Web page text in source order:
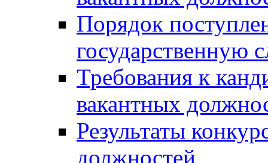
Порядок
государственную
Требования к
вакантных
Результаты
должностей